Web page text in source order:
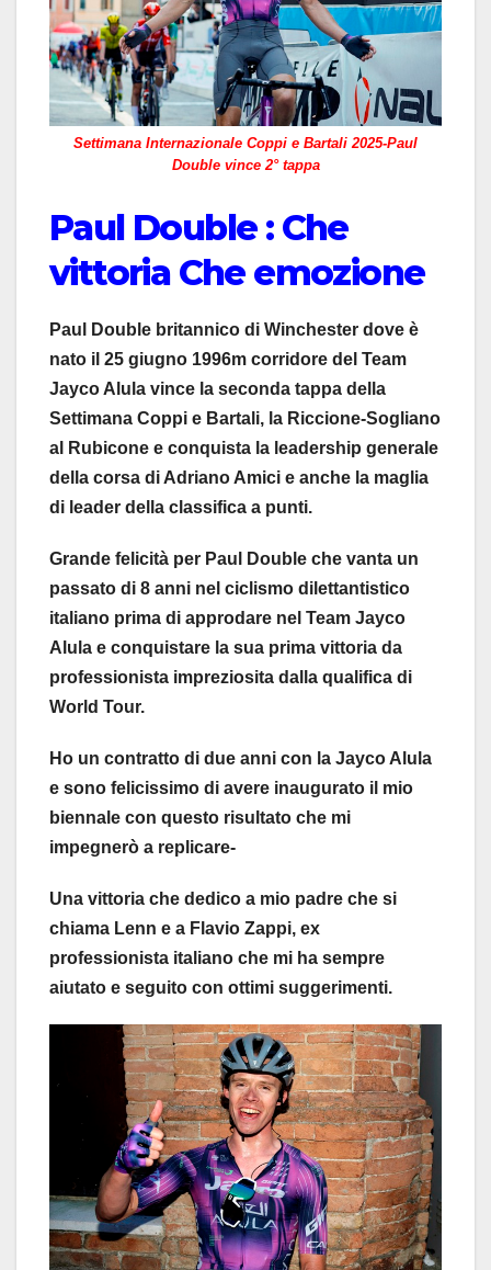
Settimana Internazionale Coppi e Bartali 2025-Paul
Double vince 2° tappa
Paul Double : Che
vittoria Che emozione
Paul Double britannico di Winchester dove è
nato il 25 giugno 1996m corridore del Team
Jayco Alula vince la seconda tappa della
Settimana Coppi e Bartali, la Riccione-Sogliano
al Rubicone e conquista la leadership generale
della corsa di Adriano Amici e anche la maglia
di leader della classifica a punti.
Grande felicità per Paul Double che vanta un
passato di 8 anni nel ciclismo dilettantistico
italiano prima di approdare nel Team Jayco
Alula e conquistare la sua prima vittoria da
professionista impreziosita dalla qualifica di
World Tour.
Ho un contratto di due anni con la Jayco Alula
e sono felicissimo di avere inaugurato il mio
biennale con questo risultato che mi
impegnerò a replicare-
Una vittoria che dedico a mio padre che si
chiama Lenn e a Flavio Zappi, ex
professionista italiano che mi ha sempre
aiutato e seguito con ottimi suggerimenti.